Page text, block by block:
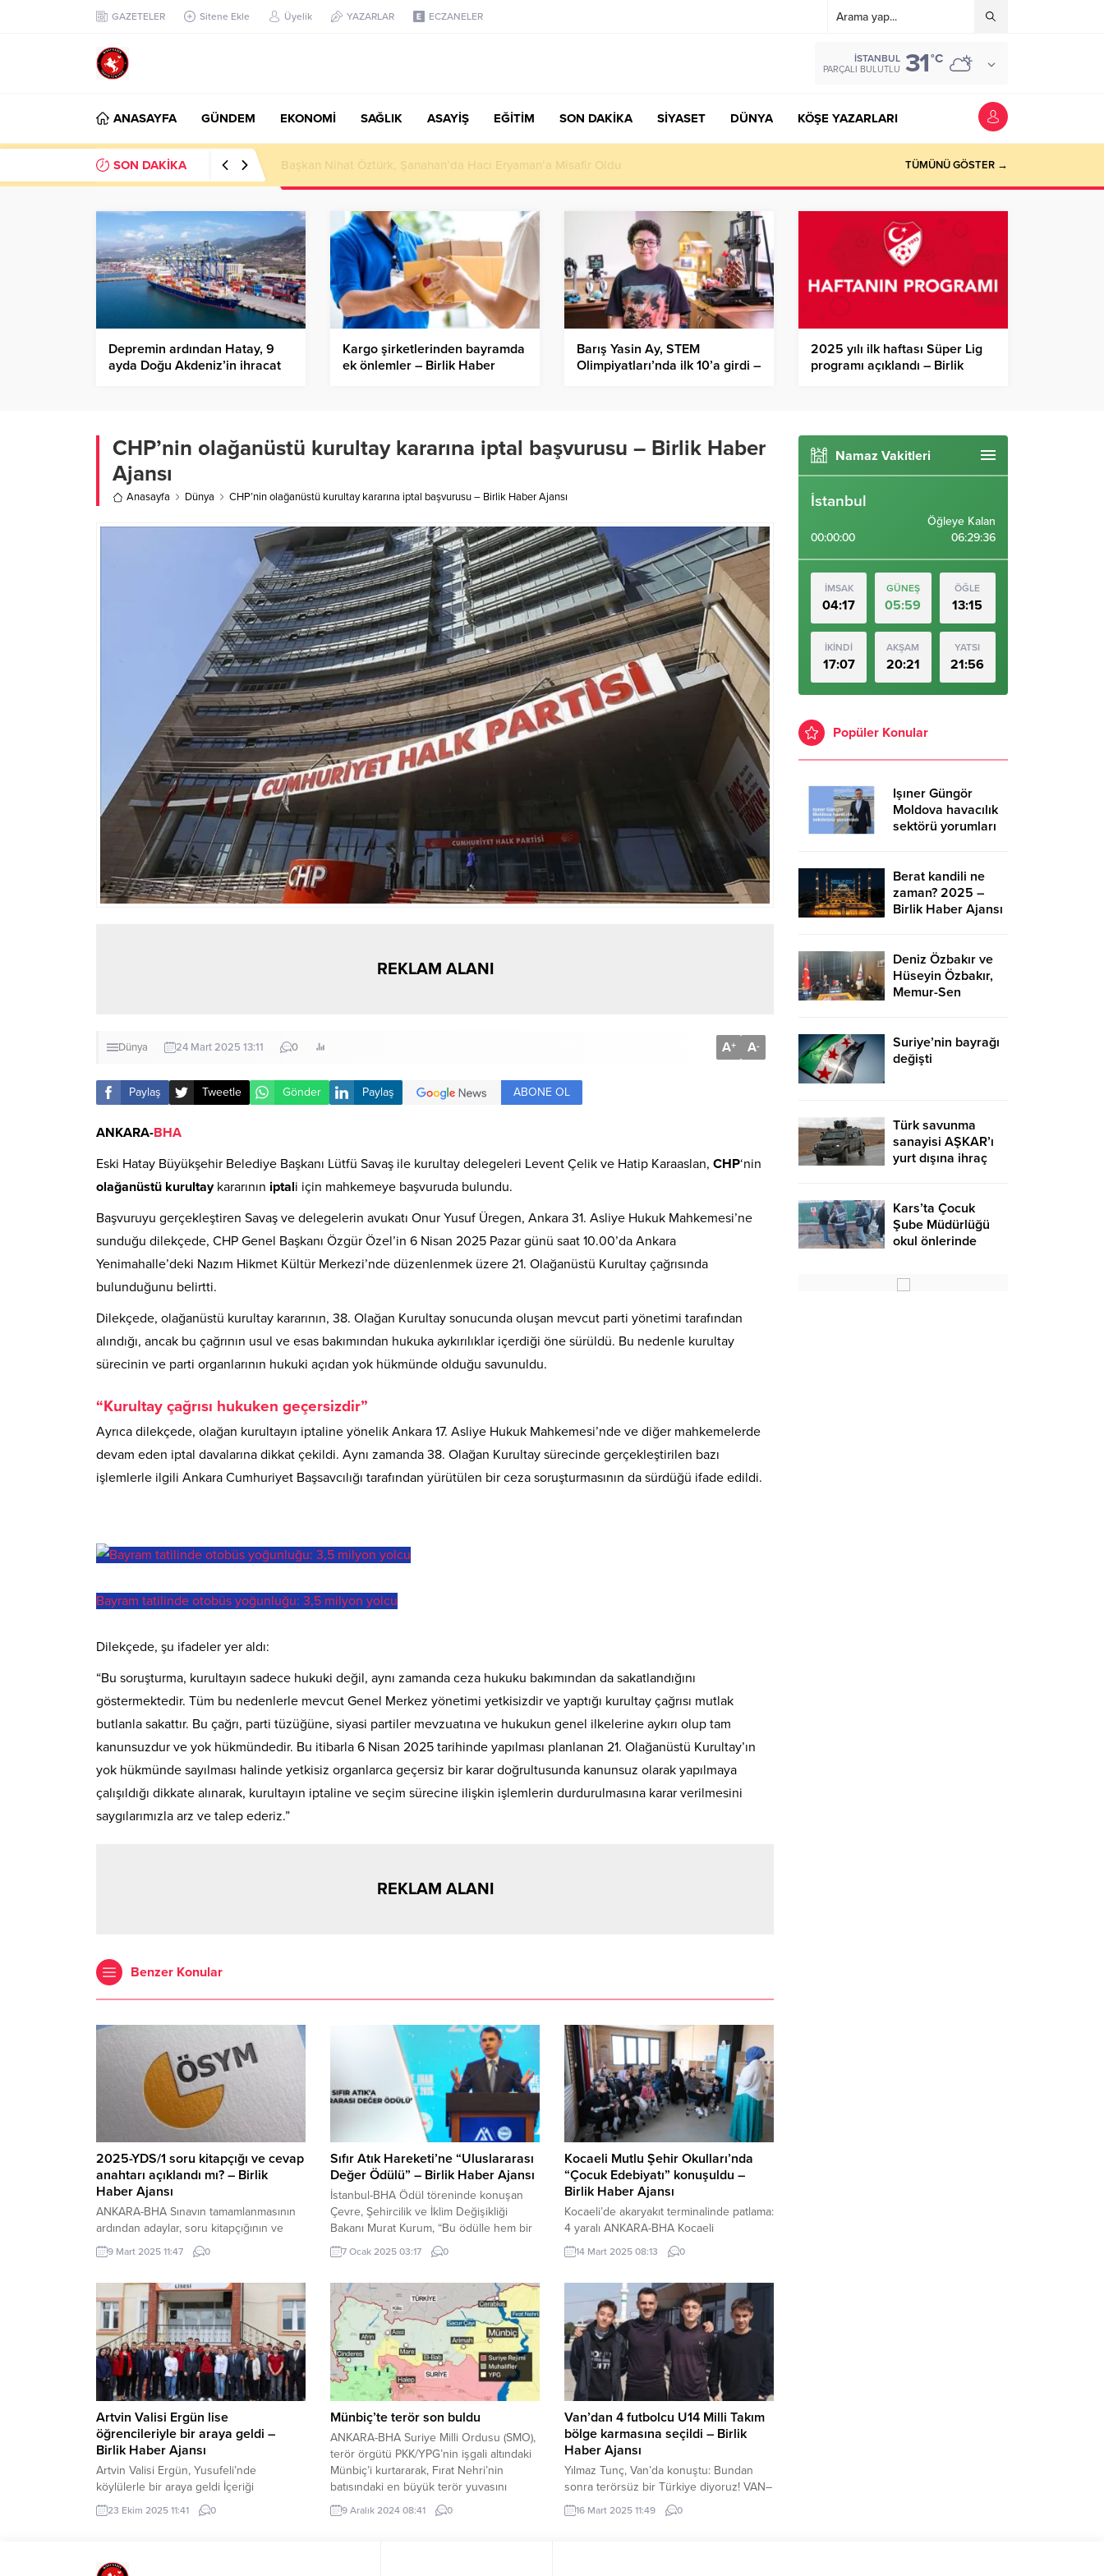
GAZETELER Sitene Ekle Üyelik YAZARLAR ECZANELER
İSTANBUL
PARÇALI BULUTLU 31°C
ANASAYFA GÜNDEM EKONOMİ SAĞLIK ASAYİŞ EĞİTİM SON DAKİKA SİYASET DÜNYA KÖŞE YAZARLARI
SON DAKİKA Başkan Nihat Öztürk, Şanahan’da Hacı Eryaman’a Misafir Oldu TÜMÜNÜ GÖSTER →
Depremin ardından Hatay, 9
ayda Doğu Akdeniz’in ihracat
Kargo şirketlerinden bayramda
ek önlemler – Birlik Haber
Barış Yasin Ay, STEM
Olimpiyatları’nda ilk 10’a girdi –
2025 yılı ilk haftası Süper Lig
programı açıklandı – Birlik
CHP’nin olağanüstü kurultay kararına iptal başvurusu – Birlik Haber
Ajansı
Anasayfa Dünya CHP’nin olağanüstü kurultay kararına iptal başvurusu – Birlik Haber Ajansı
REKLAM ALANI
Dünya 24 Mart 2025 13:11 0 A+ A-
Paylaş Tweetle Gönder Paylaş ABONE OL
ANKARA-BHA
Eski Hatay Büyükşehir Belediye Başkanı Lütfü Savaş ile kurultay delegeleri Levent Çelik ve Hatip Karaaslan, CHP‘nin
olağanüstü kurultaykararının iptali için mahkemeye başvuruda bulundu.
Başvuruyu gerçekleştiren Savaş ve delegelerin avukatı Onur Yusuf Üregen, Ankara 31. Asliye Hukuk Mahkemesi’ne
sunduğu dilekçede, CHP Genel Başkanı Özgür Özel’in 6 Nisan 2025 Pazar günü saat 10.00’da Ankara
Yenimahalle’deki Nazım Hikmet Kültür Merkezi’nde düzenlenmek üzere 21. Olağanüstü Kurultay çağrısında
bulunduğunu belirtti.
Dilekçede, olağanüstü kurultay kararının, 38. Olağan Kurultay sonucunda oluşan mevcut parti yönetimi tarafından
alındığı, ancak bu çağrının usul ve esas bakımından hukuka aykırılıklar içerdiği öne sürüldü. Bu nedenle kurultay
sürecinin ve parti organlarının hukuki açıdan yok hükmünde olduğu savunuldu.
“Kurultay çağrısı hukuken geçersizdir”
Ayrıca dilekçede, olağan kurultayın iptaline yönelik Ankara 17. Asliye Hukuk Mahkemesi’nde ve diğer mahkemelerde
devam eden iptal davalarına dikkat çekildi. Aynı zamanda 38. Olağan Kurultay sürecinde gerçekleştirilen bazı
işlemlerle ilgili Ankara Cumhuriyet Başsavcılığı tarafından yürütülen bir ceza soruşturmasının da sürdüğü ifade edildi.
Bayram tatilinde otobüs yoğunluğu: 3,5 milyon yolcu
Dilekçede, şu ifadeler yer aldı:
“Bu soruşturma, kurultayın sadece hukuki değil, aynı zamanda ceza hukuku bakımından da sakatlandığını
göstermektedir. Tüm bu nedenlerle mevcut Genel Merkez yönetimi yetkisizdir ve yaptığı kurultay çağrısı mutlak
butlanla sakattır. Bu çağrı, parti tüzüğüne, siyasi partiler mevzuatına ve hukukun genel ilkelerine aykırı olup tam
kanunsuzdur ve yok hükmündedir. Bu itibarla 6 Nisan 2025 tarihinde yapılması planlanan 21. Olağanüstü Kurultay’ın
yok hükmünde sayılması halinde yetkisiz organlarca geçersiz bir karar doğrultusunda kanunsuz olarak yapılmaya
çalışıldığı dikkate alınarak, kurultayın iptaline ve seçim sürecine ilişkin işlemlerin durdurulmasına karar verilmesini
saygılarımızla arz ve talep ederiz.”
REKLAM ALANI
Benzer Konular
2025-YDS/1 soru kitapçığı ve cevap
anahtarı açıklandı mı? – Birlik
Haber Ajansı
ANKARA-BHA Sınavın tamamlanmasının
ardından adaylar, soru kitapçığının ve
cevap anahtarının ne zaman
yayımlanacağını merak ediyor. ÖSYM,
belirli oranda soruyu erişime açıyor.
2025-YDS/1 soru kitapçığı ve cevap
anahtarının, ÖSYM’nin resmi internet
sitesinde gün içinde paylaşılması
bekleniyor. YDS sonuçları ne zaman
açıklanacak? Adayların en çok merak...
9 Mart 2025 11:47 0
Sıfır Atık Hareketi’ne “Uluslararası
Değer Ödülü” – Birlik Haber Ajansı
İstanbul-BHA Ödül töreninde konuşan
Çevre, Şehircilik ve İklim Değişikliği
Bakanı Murat Kurum, “Bu ödülle hem bir
hakkı teslim ediyor hem de bizimle aynı
duyarlılığa sahip olduğunuzu ilan
hareketine dönüşmüştür. Bu büyük
başarı Türkiye’ye aittir. Sıfır Atık Projesi
salt bir çevre hareketi değil aynı
zamanda...
7 Ocak 2025 03:17 0
Kocaeli Mutlu Şehir Okulları’nda
“Çocuk Edebiyatı” konuşuldu –
Birlik Haber Ajansı
Kocaeli’de akaryakıt terminalinde patlama:
4 yaralı ANKARA-BHA Kocaeli
Büyükşehir Belediyesi’nin Ramazan
ayına özel hazırladığı etkinlikler hız
Ramazan’da Bi’ Başka” etkinlikleri
kapsamında çocuk edebiyatı konuşuldu.
Yazar Tuğba Coşkuner, çocuk
edebiyatında hikâye yazım sürecini
katılımcılara anlattı. Türkiye’de çocuk
kitabı yazarı olmak Kocaeli Büyükşehir
Belediyesi, “Mutlu Şehir Okulları
14 Mart 2025 08:13 0
Artvin Valisi Ergün lise
öğrencileriyle bir araya geldi –
Birlik Haber Ajansı
Artvin Valisi Ergün, Yusufeli’nde
köylülerle bir araya geldi İçeriği
Görüntüle BAYRAM SARAYOĞLU / BHA
– ARTVİN Ergün, beraberindeki İl Milli
karşılaştı. Okulda bir süre incelemelerde
23 Ekim 2025 11:41 0
Münbiç’te terör son buldu
ANKARA-BHA Suriye Milli Ordusu (SMO),
terör örgütü PKK/YPG’nin işgali altındaki
Münbiç’i kurtararak, Fırat Nehri’nin
batısındaki en büyük terör yuvasını
temizledi. Operasyon kapsamında
Münbiç’in batısındaki Ureyme beldesi ile
arındıran ve ilçenin kuzey ve batı
hattından giren Suriye Milli Ordusu
9 Aralık 2024 08:41 0
Van’dan 4 futbolcu U14 Milli Takım
bölge karmasına seçildi – Birlik
Haber Ajansı
Yılmaz Tunç, Van’da konuştu: Bundan
sonra terörsüz bir Türkiye diyoruz! VAN–
BHA Türkiye Futbol Fedarasyonu (TFF)
2024-2025 Futbol sezonu U14 milli takım
16 Mart 2025 11:49 0
Namaz Vakitleri
İstanbul
00:00:00
Öğleye Kalan
06:29:35
İMSAK
04:17
GÜNEŞ
05:59
ÖĞLE
13:15
İKİNDİ
17:07
AKŞAM
20:21
YATSI
21:56
Popüler Konular
Işıner Güngör
Moldova havacılık
sektörü yorumları
Berat kandili ne
zaman? 2025 –
Birlik Haber Ajansı
Deniz Özbakır ve
Hüseyin Özbakır,
Memur-Sen
Haber Ajansı
Suriye’nin bayrağı
değişti
Türk savunma
sanayisi AŞKAR’ı
yurt dışına ihraç
Kars’ta Çocuk
Şube Müdürlüğü
okul önlerinde
Haber Ajansı